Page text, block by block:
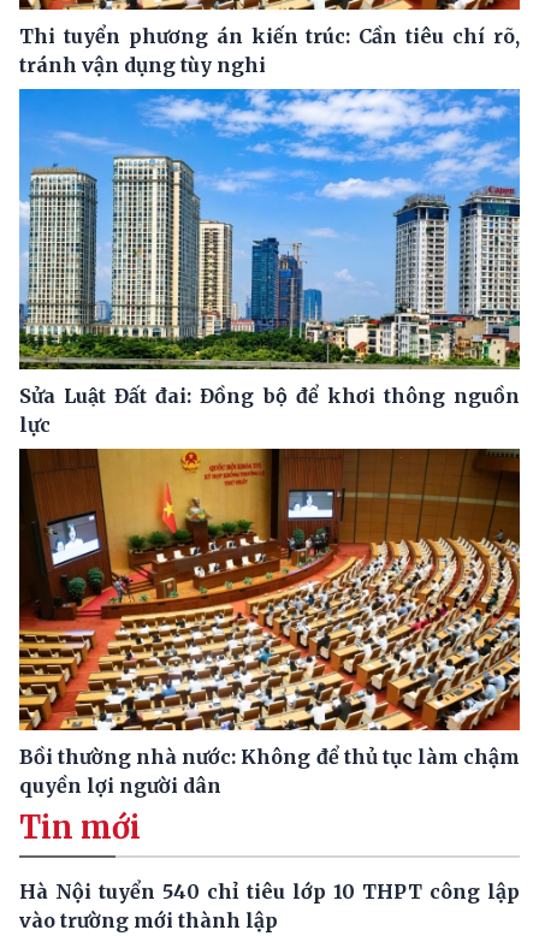
Thi tuyển phương án kiến trúc: Cần tiêu chí rõ,
tránh vận dụng tùy nghi
Sửa Luật Đất đai: Đồng bộ để khơi thông nguồn
lực
Bồi thường nhà nước: Không để thủ tục làm chậm
quyền lợi người dân
Tin mới
Hà Nội tuyển 540 chỉ tiêu lớp 10 THPT công lập
vào trường mới thành lập